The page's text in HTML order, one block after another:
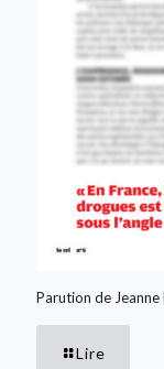
Parution de Jeanne
Lire